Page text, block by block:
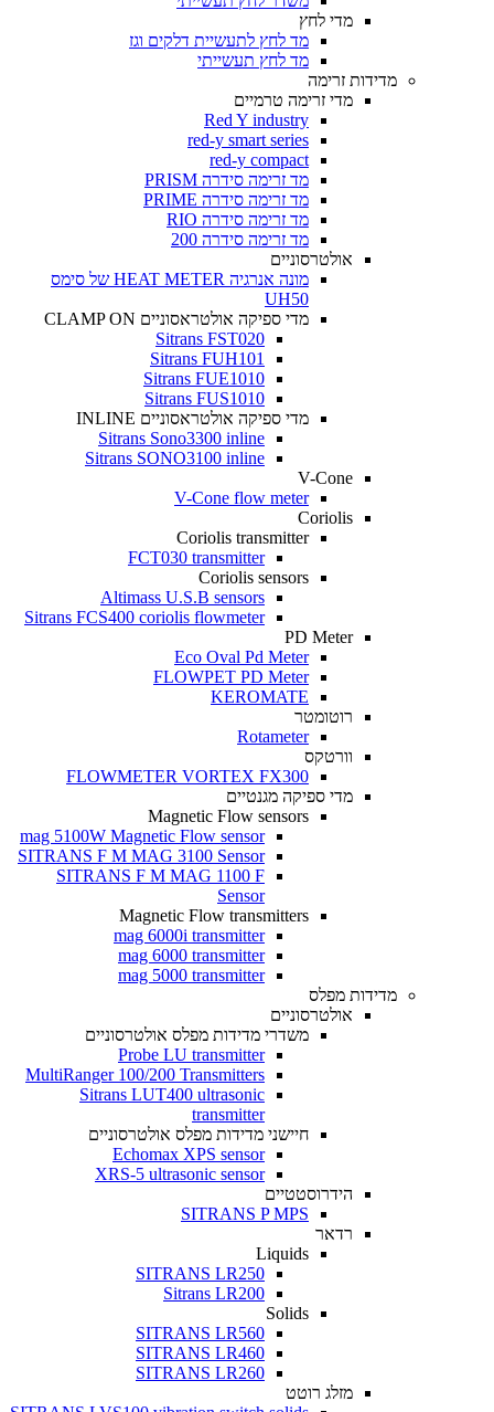
מדי לחץ
מד לחץ לתעשיית דלקים וגז
מד לחץ תעשייתי
מדידות זרימה
מדי זרימה טרמיים
Red Y industry
red-y smart series
red-y compact
מד זרימה סידרה PRISM
מד זרימה סידרה PRIME
מד זרימה סידרה RIO
מד זרימה סידרה 200
אולטרסוניים
מונה אנרגיה HEAT METER של סימס
UH50
מדי ספיקה אולטראסוניים CLAMP ON
Sitrans FST020
Sitrans FUH101
Sitrans FUE1010
Sitrans FUS1010
מדי ספיקה אולטראסוניים INLINE
Sitrans Sono3300 inline
Sitrans SONO3100 inline
V-Cone
V-Cone flow meter
Coriolis
Coriolis transmitter
FCT030 transmitter
Coriolis sensors
Altimass U.S.B sensors
Sitrans FCS400 coriolis flowmeter
PD Meter
Eco Oval Pd Meter
FLOWPET PD Meter
KEROMATE
רוטומטר
Rotameter
וורטקס
FLOWMETER VORTEX FX300
מדי ספיקה מגנטיים
Magnetic Flow sensors
mag 5100W Magnetic Flow sensor
SITRANS F M MAG 3100 Sensor
SITRANS F M MAG 1100 F
Sensor
Magnetic Flow transmitters
mag 6000i transmitter
mag 6000 transmitter
mag 5000 transmitter
מדידות מפלס
אולטרסוניים
משדרי מדידות מפלס אולטרסוניים
Probe LU transmitter
MultiRanger 100/200 Transmitters
Sitrans LUT400 ultrasonic
transmitter
חיישני מדידות מפלס אולטרסוניים
Echomax XPS sensor
XRS-5 ultrasonic sensor
הידרוסטטיים
SITRANS P MPS
רדאר
Liquids
SITRANS LR250
Sitrans LR200
Solids
SITRANS LR560
SITRANS LR460
SITRANS LR260
מזלג רוטט